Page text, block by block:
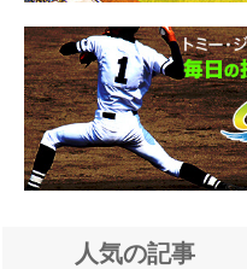
人気の記事